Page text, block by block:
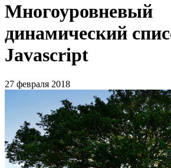
Многоуровневый
динамический
Javascript
27 февраля 2018